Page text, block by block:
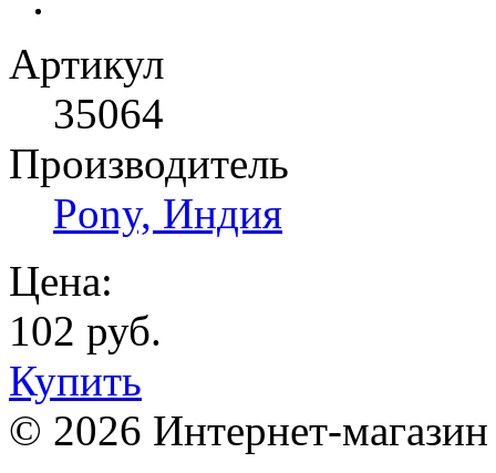
Артикул
35064
Производитель
Pony, Индия
Цена:
102 руб.
Купить
© 2026 Интернет-